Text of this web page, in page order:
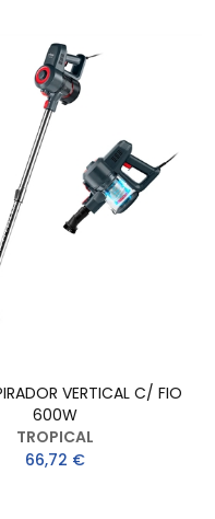
VERTICAL C/ FIO
600W
TROPICAL
66,72 €